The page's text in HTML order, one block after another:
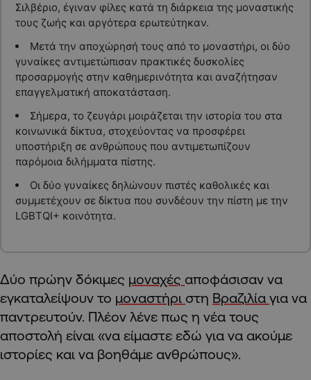
Σιλβέριο, έγιναν φίλες κατά τη διάρκεια της μοναστικής
τους ζωής και αργότερα ερωτεύτηκαν.
Μετά την αποχώρησή τους από το μοναστήρι, οι δύο
γυναίκες αντιμετώπισαν πρακτικές δυσκολίες
προσαρμογής στην καθημερινότητα και αναζήτησαν
επαγγελματική αποκατάσταση.
Σήμερα, το ζευγάρι μοιράζεται την ιστορία του στα
κοινωνικά δίκτυα, στοχεύοντας να προσφέρει
υποστήριξη σε ανθρώπους που αντιμετωπίζουν
παρόμοια διλήμματα πίστης.
Οι δύο γυναίκες δηλώνουν πιστές καθολικές και
συμμετέχουν σε δίκτυα που συνδέουν την πίστη με την
LGBTQI+ κοινότητα.
Δύο πρώην δόκιμες μοναχές αποφάσισαν να
εγκαταλείψουν το μοναστήρι στη Βραζιλία για να
παντρευτούν. Πλέον λένε πως η νέα τους
αποστολή είναι «να είμαστε εδώ για να ακούμε
ιστορίες και να βοηθάμε ανθρώπους».